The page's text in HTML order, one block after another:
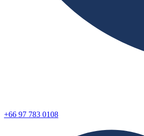
+66 97 783 0108